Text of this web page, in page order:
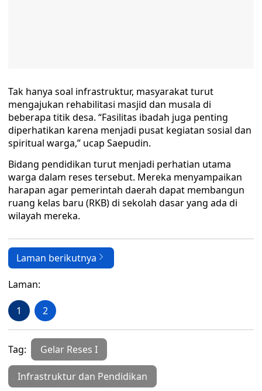
Tak hanya soal infrastruktur, masyarakat turut
mengajukan rehabilitasi masjid dan musala di
beberapa titik desa. “Fasilitas ibadah juga penting
diperhatikan karena menjadi pusat kegiatan sosial dan
spiritual warga,” ucap Saepudin.
Bidang pendidikan turut menjadi perhatian utama
warga dalam reses tersebut. Mereka menyampaikan
harapan agar pemerintah daerah dapat membangun
ruang kelas baru (RKB) di sekolah dasar yang ada di
wilayah mereka.
Laman berikutnya
Laman:
1 2
Tag: Gelar Reses I
Infrastruktur dan Pendidikan